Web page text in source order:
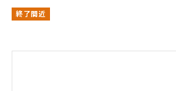
終了間近